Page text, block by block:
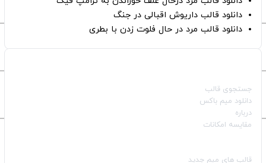
دانلود قالب داریوش اقبالی در جنگ
دانلود قالب مرد در حال فلوت زدن با بطری
جستجوی قالب
دانلود میم باکس
درباره
مقایسه امکانات
قالب‌ های میم جدید